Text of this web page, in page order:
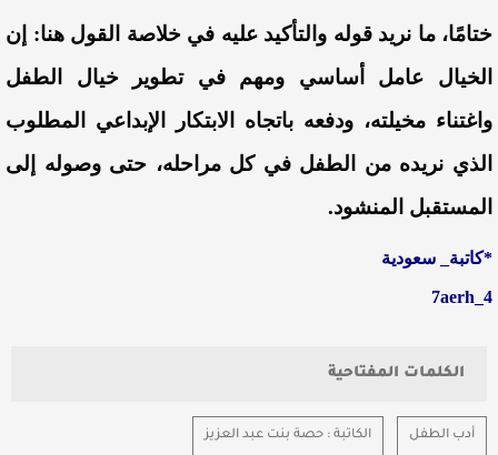
ختامًا، ما نريد قوله والتأكيد عليه في خلاصة القول هنا: إن
الخيال عامل أساسي ومهم في تطوير خيال الطفل
واغتناء مخيلته، ودفعه باتجاه الابتكار الإبداعي المطلوب
الذي نريده من الطفل في كل مراحله، حتى وصوله إلى
المستقبل المنشود.
*كاتبة_ سعودية
7aerh_4
الكلمات المفتاحية
أدب الطفل الكاتبة : حصة بنت عبد العزيز